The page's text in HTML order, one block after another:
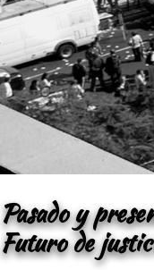
Pasado y
Futuro de